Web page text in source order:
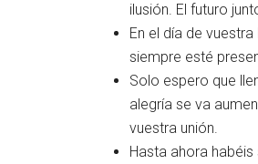
ilusión. El futuro
En el día de
siempre esté
Solo espero que
alegría se va
vuestra unión.
Hasta ahora